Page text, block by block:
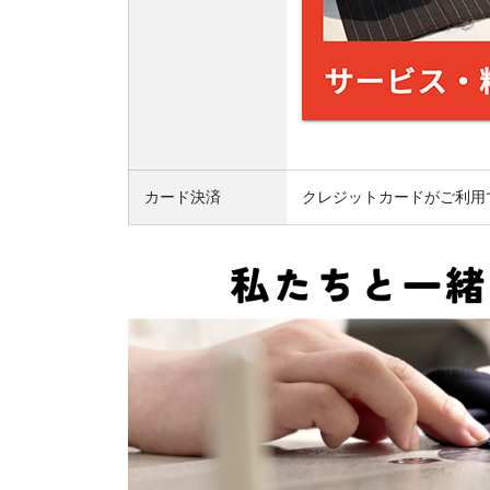
カード決済 クレジットカードがご利用